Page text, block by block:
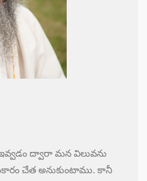
ద్వారా మన విలువను
చేత అనుకుంటాము. కానీ